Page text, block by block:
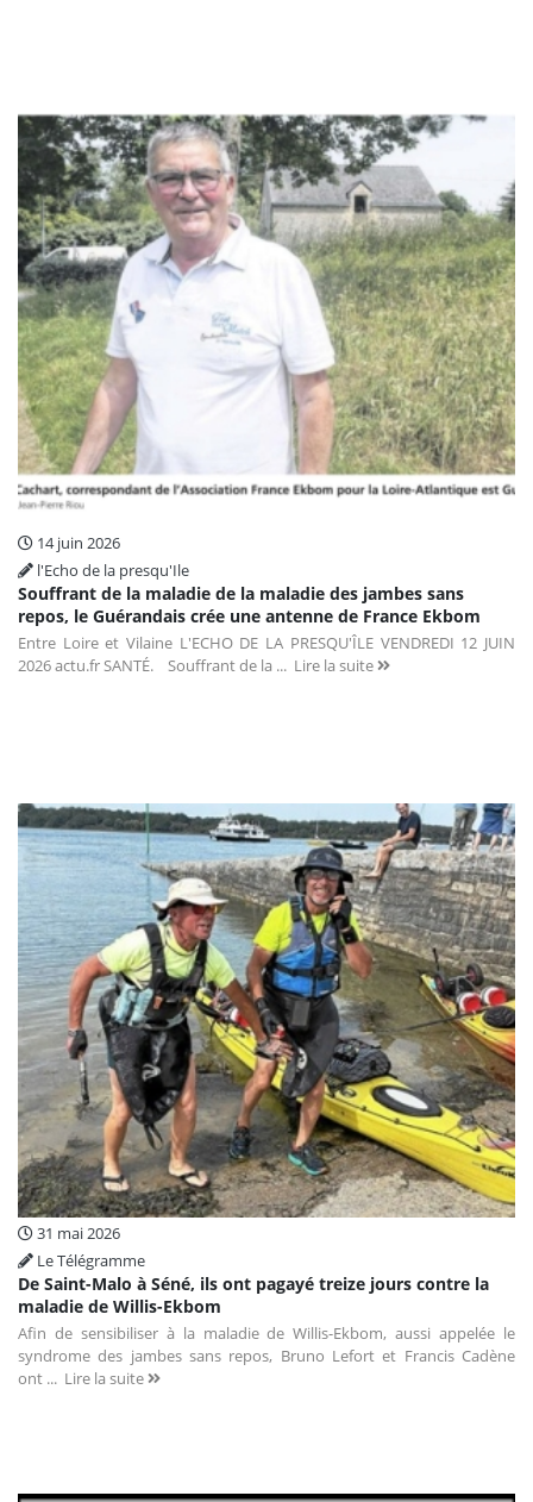
14 juin 2026
l'Echo de la presqu'Ile
Souffrant de la maladie de la maladie des jambes sans
repos, le Guérandais crée une antenne de France Ekbom
Entre Loire et Vilaine L'ECHO DE LA PRESQU'ÎLE VENDREDI 12 JUIN
2026 actu.fr SANTÉ. Souffrant de la ... Lire la suite
31 mai 2026
Le Télégramme
De Saint-Malo à Séné, ils ont pagayé treize jours contre la
maladie de Willis-Ekbom
Afin de sensibiliser à la maladie de Willis-Ekbom, aussi appelée le
syndrome des jambes sans repos, Bruno Lefort et Francis Cadène
ont ... Lire la suite